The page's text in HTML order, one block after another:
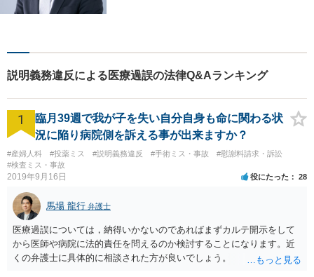
重視しています。また、弊事
務所は迅速な対応・回答を最
優先にしています。
説明義務違反による医療過誤の法律Q&Aランキング
1
臨月39週で我が子を失い自分自身も命に関わる状
況に陥り病院側を訴える事が出来ますか？
#産婦人科 #投薬ミス #説明義務違反 #手術ミス・事故
#慰謝料請求・訴訟
#検査ミス・事故
2019年9月16日 役にたった 28
馬場 龍行 弁護士
医療過誤については，納得いかないのであればまずカルテ開示をして
から医師や病院に法的責任を問えるのか検討することになります。近
くの弁護士に具体的に相談された方が良いでしょう。